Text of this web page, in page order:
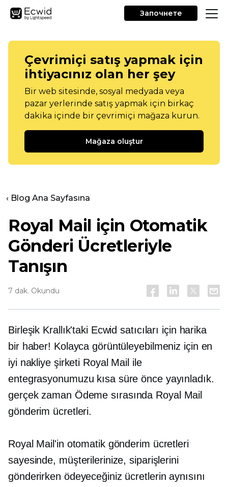
Започнете
Çevrimiçi satış yapmak için
ihtiyacınız olan her şey
Bir web sitesinde, sosyal medyada veya
pazar yerlerinde satış yapmak için birkaç
dakika içinde bir çevrimiçi mağaza kurun.
Mağaza oluştur
‹ Blog Ana Sayfasına
Royal Mail için Otomatik
Gönderi Ücretleriyle
Tanışın
7 dak. Okundu
Birleşik Krallık'taki Ecwid satıcıları için harika
bir haber! Kolayca görüntüleyebilmeniz için en
iyi nakliye şirketi Royal Mail ile
entegrasyonumuzu kısa süre önce yayınladık.
gerçek zaman Ödeme sırasında Royal Mail
gönderim ücretleri.
Royal Mail'in otomatik gönderim ücretleri
sayesinde, müşterilerinize, siparişlerini
gönderirken ödeyeceğiniz ücretlerin aynısını